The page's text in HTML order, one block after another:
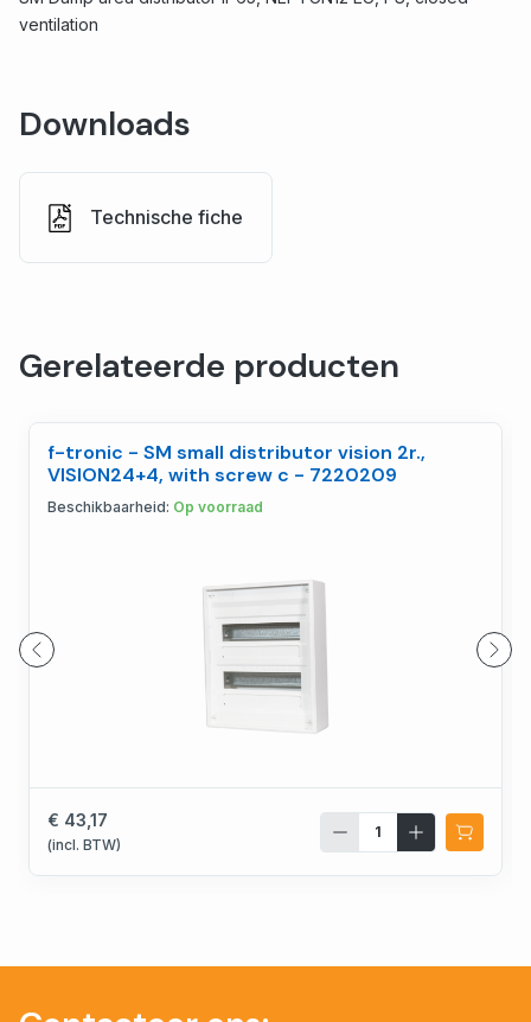
ventilation
Downloads
Technische fiche
Gerelateerde producten
f-tronic - SM small distributor vision 2r.,
VISION24+4, with screw c - 7220209
Beschikbaarheid: Op voorraad
€ 43,17
(incl. BTW)